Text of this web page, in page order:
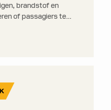
brandstof en
of passagiers te
emissies en